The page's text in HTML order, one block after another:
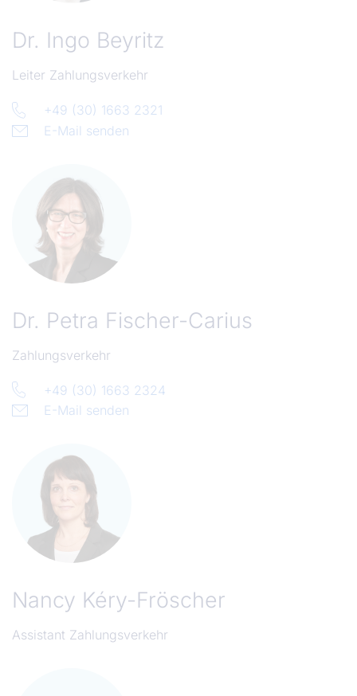
Dr. Ingo Beyritz
Leiter Zahlungsverkehr
+49 (30) 1663 2321
E-Mail senden
Dr. Petra Fischer-Carius
Zahlungsverkehr
+49 (30) 1663 2324
E-Mail senden
Nancy Kéry-Fröscher
Assistant Zahlungsverkehr